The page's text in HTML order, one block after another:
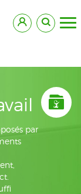
par